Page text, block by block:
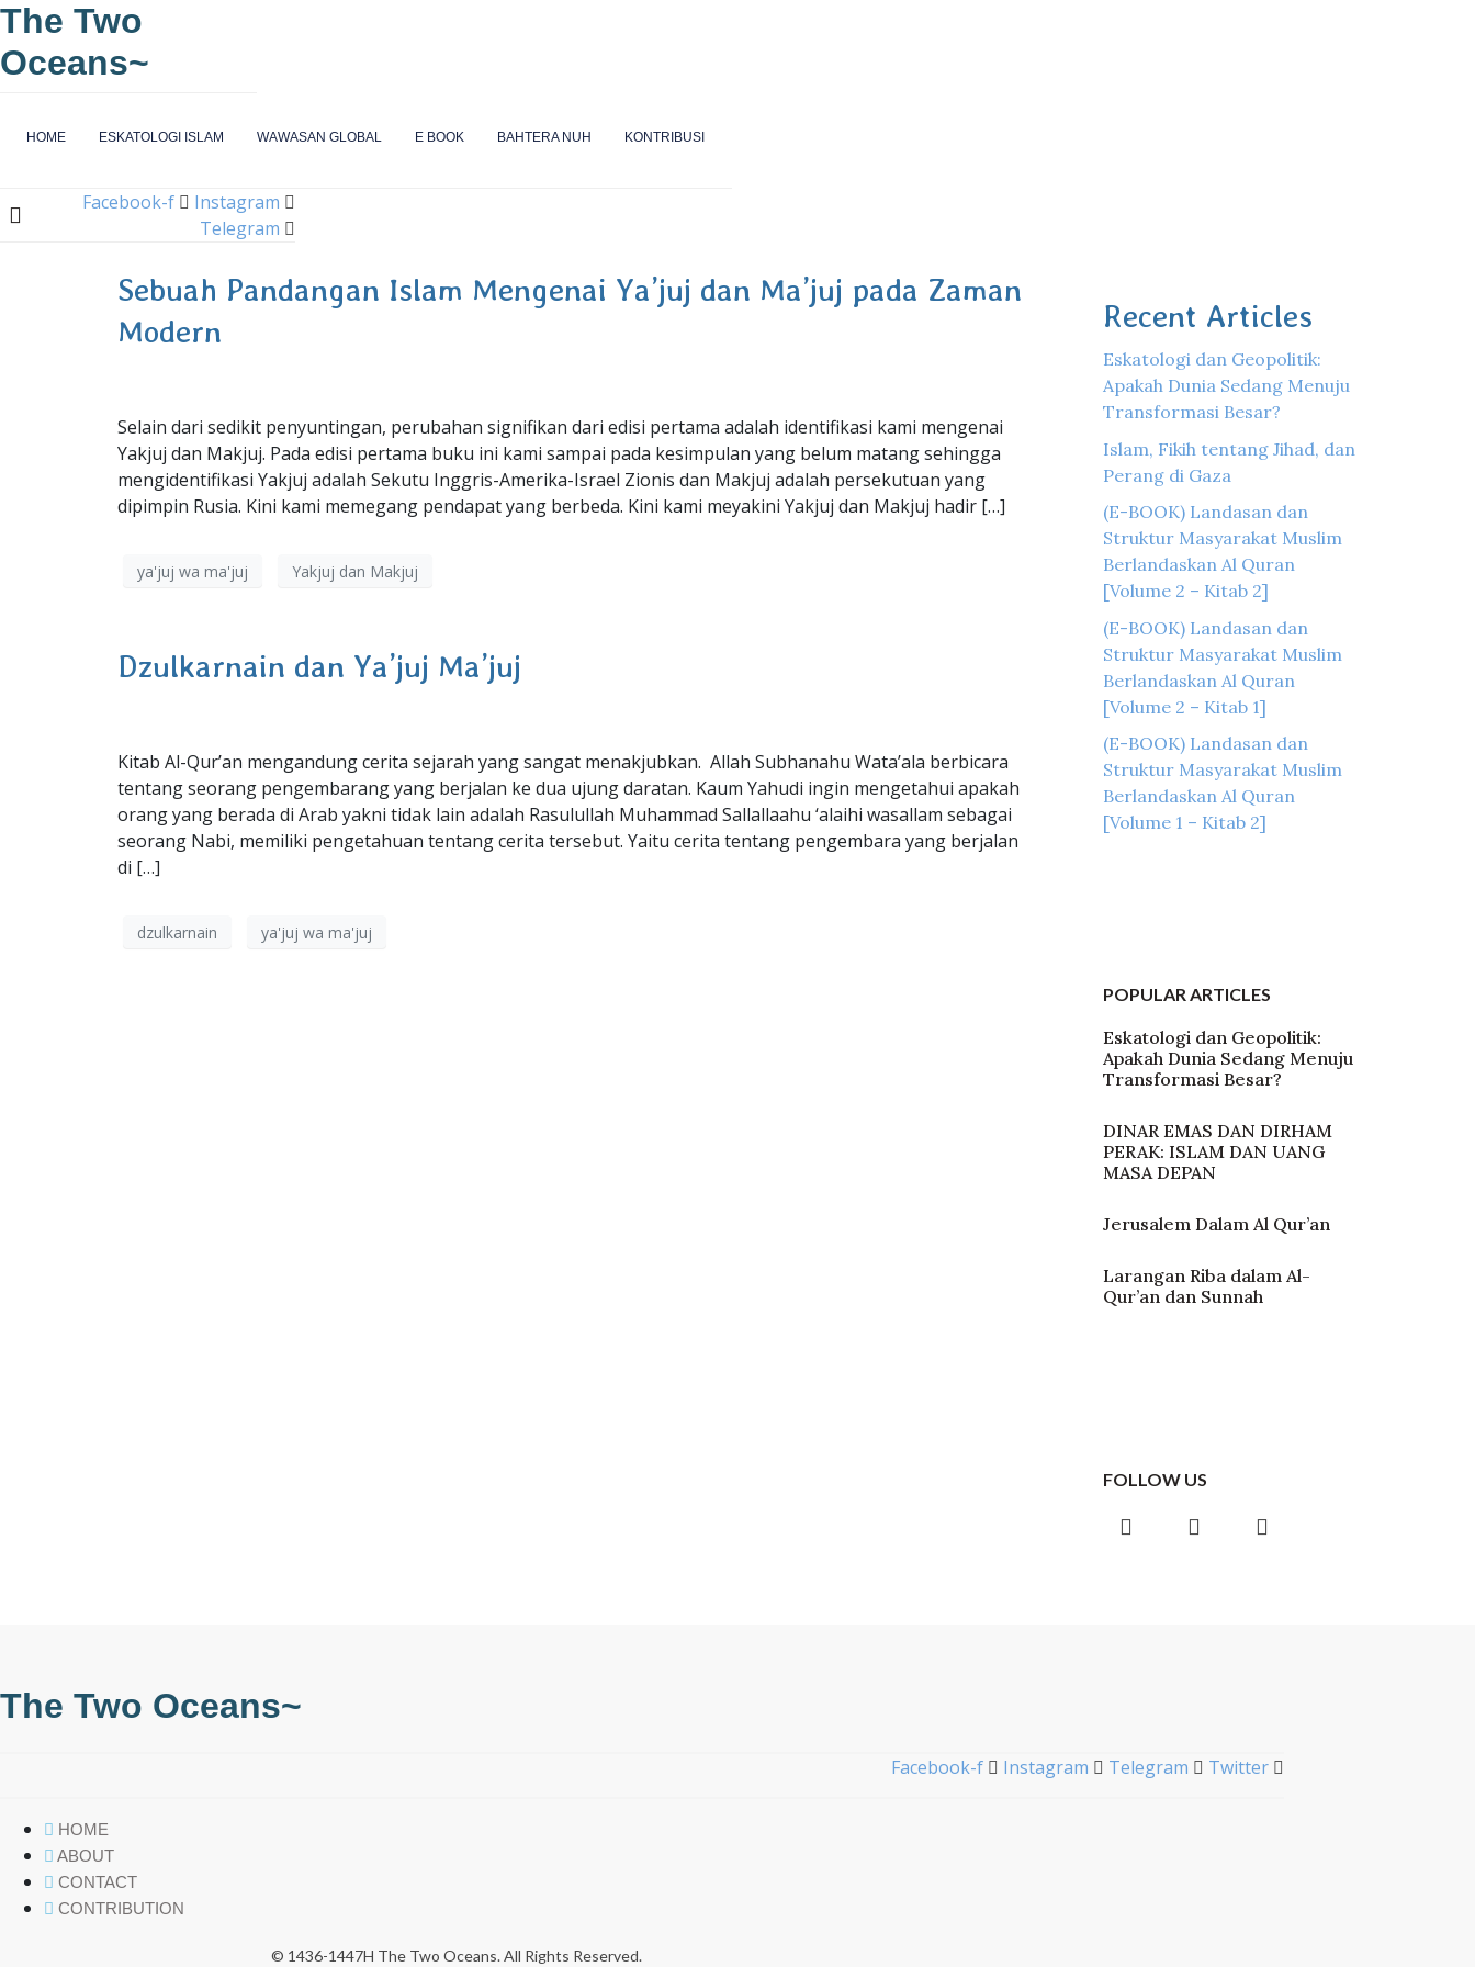
The Two
Oceans~
HOME ESKATOLOGI ISLAM WAWASAN GLOBAL E BOOK BAHTERA NUH KONTRIBUSI
Facebook-f
Instagram
Telegram
Sebuah Pandangan Islam Mengenai Ya’juj dan Ma’juj pada Zaman
Modern
Selain dari sedikit penyuntingan, perubahan signifikan dari edisi pertama adalah identifikasi kami mengenai
Yakjuj dan Makjuj. Pada edisi pertama buku ini kami sampai pada kesimpulan yang belum matang sehingga
mengidentifikasi Yakjuj adalah Sekutu Inggris-Amerika-Israel Zionis dan Makjuj adalah persekutuan yang
dipimpin Rusia. Kini kami memegang pendapat yang berbeda. Kini kami meyakini Yakjuj dan Makjuj hadir […]
ya'juj wa ma'juj Yakjuj dan Makjuj
Dzulkarnain dan Ya’juj Ma’juj
Kitab Al-Qur’an mengandung cerita sejarah yang sangat menakjubkan. Allah Subhanahu Wata’ala berbicara
tentang seorang pengembarang yang berjalan ke dua ujung daratan. Kaum Yahudi ingin mengetahui apakah
orang yang berada di Arab yakni tidak lain adalah Rasulullah Muhammad Sallallaahu ‘alaihi wasallam sebagai
seorang Nabi, memiliki pengetahuan tentang cerita tersebut. Yaitu cerita tentang pengembara yang berjalan
di […]
dzulkarnain ya'juj wa ma'juj
Recent Articles
Eskatologi dan Geopolitik:
Apakah Dunia Sedang Menuju
Transformasi Besar?
Islam, Fikih tentang Jihad, dan
Perang di Gaza
(E-BOOK) Landasan dan
Struktur Masyarakat Muslim
Berlandaskan Al Quran
[Volume 2 – Kitab 2]
(E-BOOK) Landasan dan
Struktur Masyarakat Muslim
Berlandaskan Al Quran
[Volume 2 – Kitab 1]
(E-BOOK) Landasan dan
Struktur Masyarakat Muslim
Berlandaskan Al Quran
[Volume 1 – Kitab 2]
POPULAR ARTICLES
Eskatologi dan Geopolitik:
Apakah Dunia Sedang Menuju
Transformasi Besar?
DINAR EMAS DAN DIRHAM
PERAK: ISLAM DAN UANG
MASA DEPAN
Jerusalem Dalam Al Qur’an
Larangan Riba dalam Al-
Qur’an dan Sunnah
FOLLOW US
Instagram
FacebookTelegram
The Two Oceans~
Facebook-f Instagram Telegram Twitter
HOME
ABOUT
CONTACT
CONTRIBUTION
© 1436-1447H The Two Oceans. All Rights Reserved.